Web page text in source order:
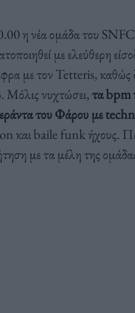
η νέα ομάδα του
με ελεύθερη
με τον Tetteris, καθώς
νυχτώσει,τα bpm
του Φάρου με
και baile funk ήχους.
με τα μέλη της